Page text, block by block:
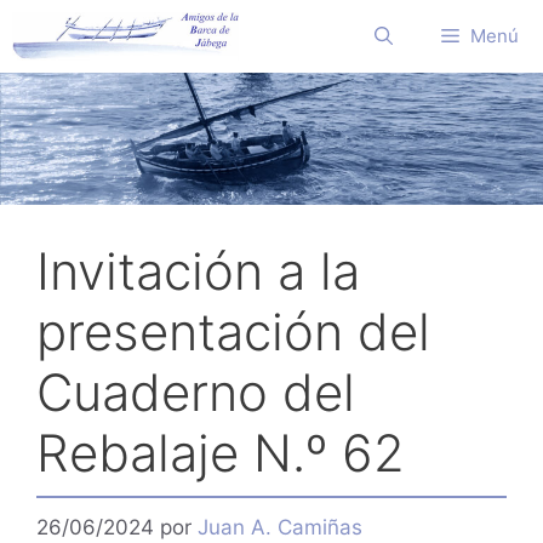
al
contenido
Menú
Invitación a la
presentación del
Cuaderno del
Rebalaje N.º 62
26/06/2024 por Juan A. Camiñas